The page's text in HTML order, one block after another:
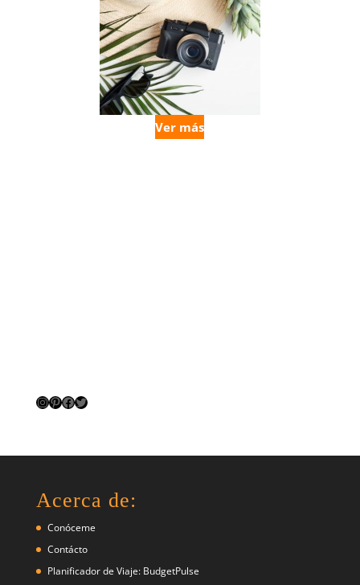
Ver más
Instagram
Pinterest
Facebook
Twitter
Acerca de:
Conóceme
Contácto
Planificador de Viaje: BudgetPulse